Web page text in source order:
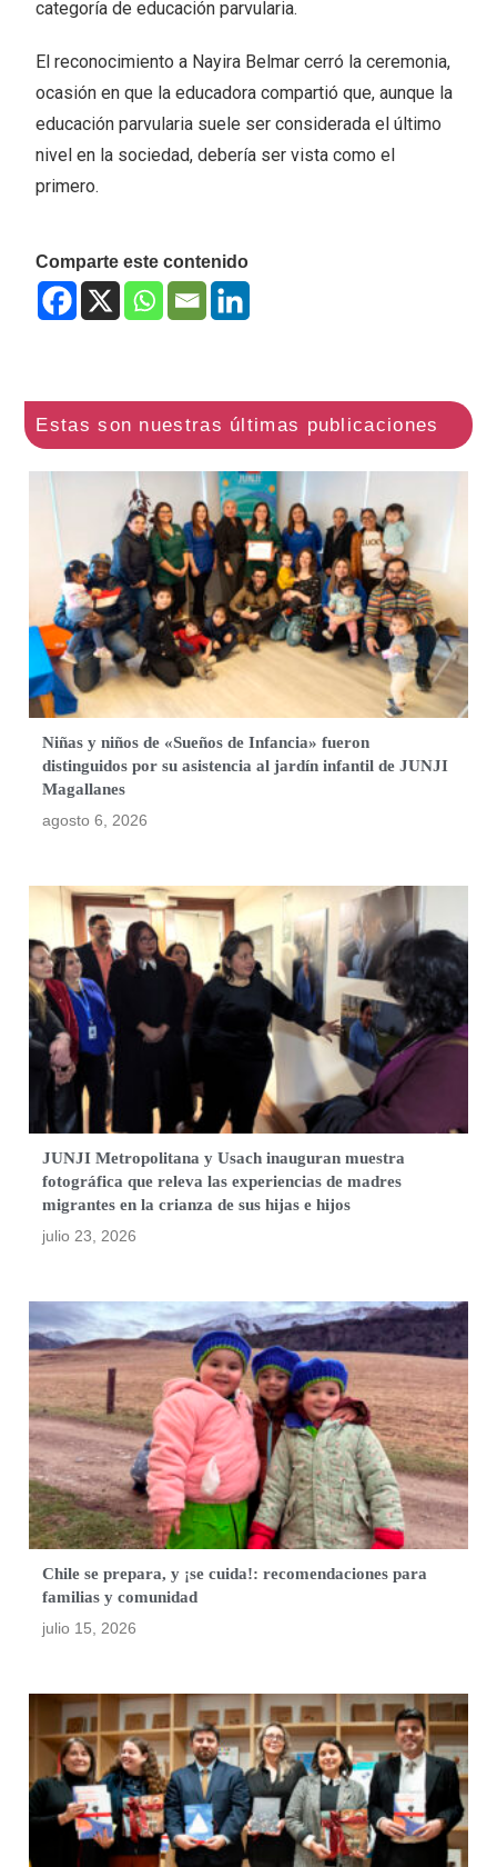
categoría de educación parvularia.
El reconocimiento a Nayira Belmar cerró la ceremonia,
ocasión en que la educadora compartió que, aunque la
educación parvularia suele ser considerada el último
nivel en la sociedad, debería ser vista como el
primero.
Comparte este contenido
Niñas y niños de «Sueños de Infancia» fueron
distinguidos por su asistencia al jardín infantil de JUNJI
Magallanes
agosto 6, 2026
JUNJI Metropolitana y Usach inauguran muestra
fotográfica que releva las experiencias de madres
migrantes en la crianza de sus hijas e hijos
julio 23, 2026
Chile se prepara, y ¡se cuida!: recomendaciones para
familias y comunidad
julio 15, 2026